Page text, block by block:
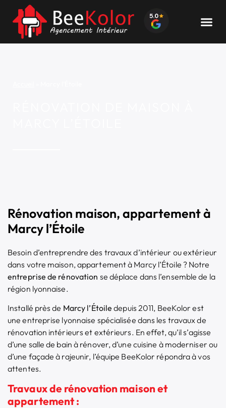
Rénovation maison, appartement à
Marcy l’Étoile
Besoin d’entreprendre des travaux d’intérieur ou extérieur
dans votre maison, appartement à Marcy l’Étoile ? Notre
entreprise de rénovation se déplace dans l’ensemble de la
région lyonnaise.
Installé près de Marcy l’Étoiledepuis 2011, BeeKolor est
une entreprise lyonnaise spécialisée dans les travaux de
rénovation intérieurs et extérieurs. En effet, qu’il s’agisse
d’une salle de bain à rénover, d’une cuisine à moderniser ou
d’une façade à rajeunir, l’équipe BeeKolor répondra à vos
attentes.
Travaux de rénovation maison et
appartement :